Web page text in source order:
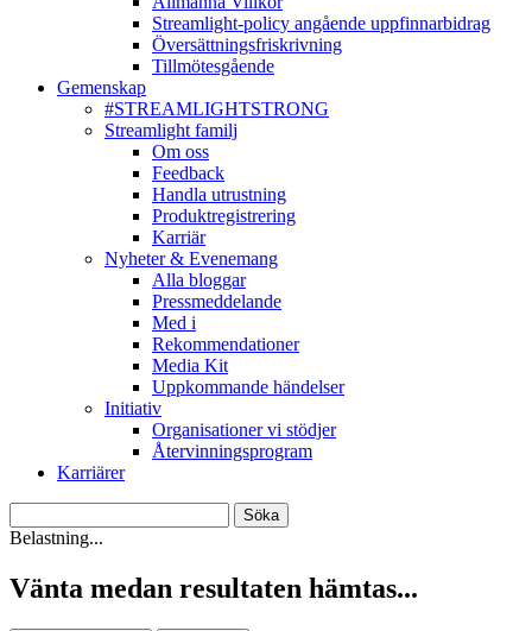
Streamlight-policy angående uppfinnarbidrag
Översättningsfriskrivning
Tillmötesgående
Gemenskap
#STREAMLIGHTSTRONG
Streamlight familj
Om oss
Feedback
Handla utrustning
Produktregistrering
Karriär
Nyheter & Evenemang
Alla bloggar
Pressmeddelande
Med i
Rekommendationer
Media Kit
Uppkommande händelser
Initiativ
Organisationer vi stödjer
Återvinningsprogram
Karriärer
Belastning...
Vänta medan resultaten hämtas...